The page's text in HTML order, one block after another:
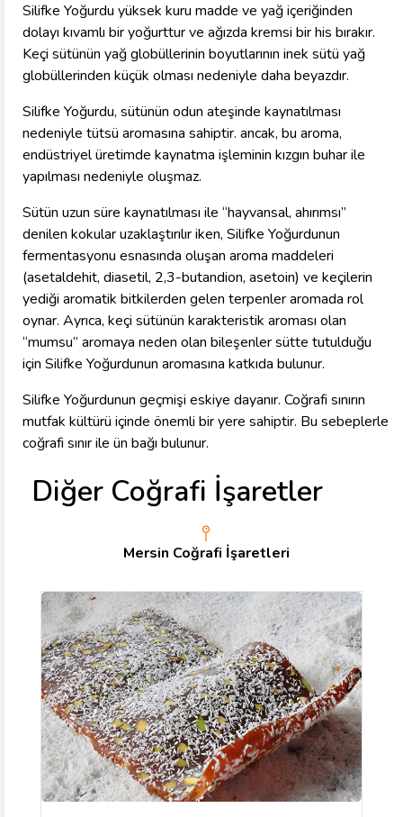
Silifke Yoğurdu yüksek kuru madde ve yağ içeriğinden
dolayı kıvamlı bir yoğurttur ve ağızda kremsi bir his bırakır.
Keçi sütünün yağ globüllerinin boyutlarının inek sütü yağ
globüllerinden küçük olması nedeniyle daha beyazdır.
Silifke Yoğurdu, sütünün odun ateşinde kaynatılması
nedeniyle tütsü aromasına sahiptir. ancak, bu aroma,
endüstriyel üretimde kaynatma işleminin kızgın buhar ile
yapılması nedeniyle oluşmaz.
Sütün uzun süre kaynatılması ile “hayvansal, ahırımsı”
denilen kokular uzaklaştırılır iken, Silifke Yoğurdunun
fermentasyonu esnasında oluşan aroma maddeleri
(asetaldehit, diasetil, 2,3-butandion, asetoin) ve keçilerin
yediği aromatik bitkilerden gelen terpenler aromada rol
oynar. Ayrıca, keçi sütünün karakteristik aroması olan
“mumsu” aromaya neden olan bileşenler sütte tutulduğu
için Silifke Yoğurdunun aromasına katkıda bulunur.
Silifke Yoğurdunun geçmişi eskiye dayanır. Coğrafi sınırın
mutfak kültürü içinde önemli bir yere sahiptir. Bu sebeplerle
coğrafi sınır ile ün bağı bulunur.
Diğer Coğrafi İşaretler
Mersin Coğrafi İşaretleri